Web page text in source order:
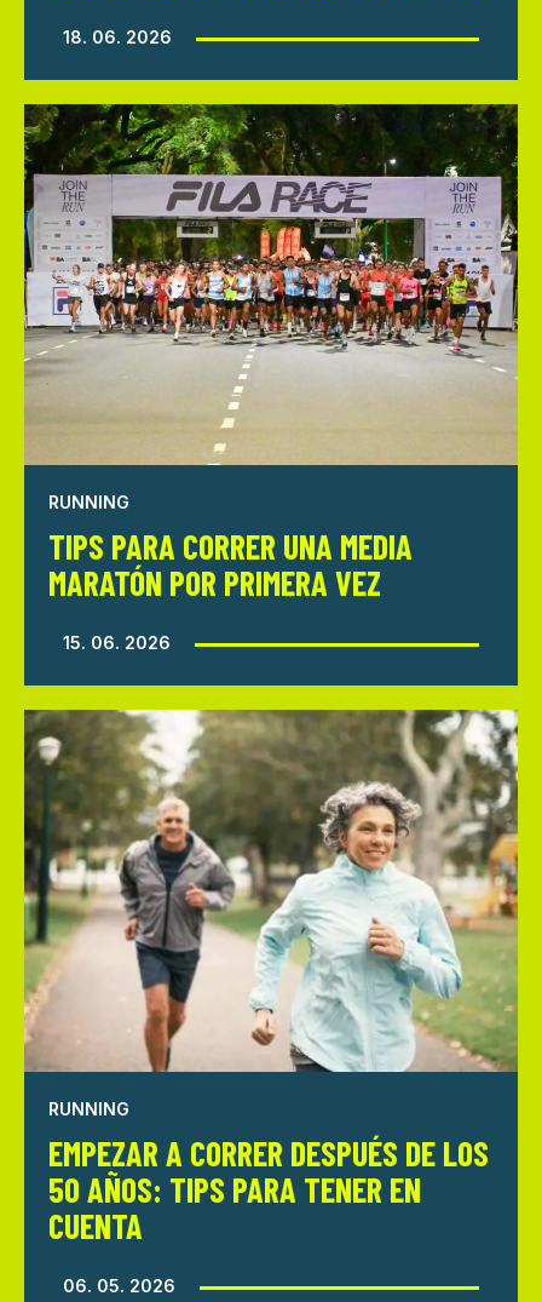
18. 06. 2026
RUNNING
TIPS PARA CORRER UNA MEDIA
MARATÓN POR PRIMERA VEZ
15. 06. 2026
RUNNING
EMPEZAR A CORRER DESPUÉS DE LOS
50 AÑOS: TIPS PARA TENER EN
CUENTA
06. 05. 2026